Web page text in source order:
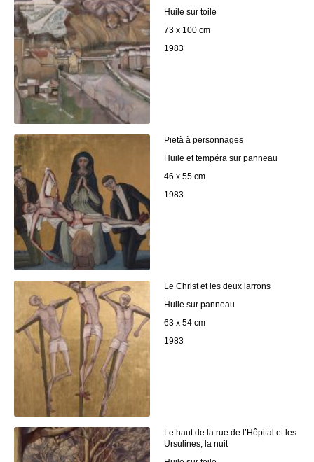
Huile sur toile
73 x 100 cm
1983
Pietà à personnages
Huile et tempéra sur panneau
46 x 55 cm
1983
Le Christ et les deux larrons
Huile sur panneau
63 x 54 cm
1983
Le haut de la rue de l’Hôpital et les
Ursulines, la nuit